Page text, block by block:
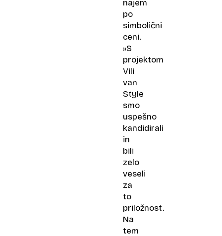
najem
po
simbolični
ceni.
»S
projektom
Vili
van
Style
smo
uspešno
kandidirali
in
bili
zelo
veseli
za
to
priložnost.
Na
tem